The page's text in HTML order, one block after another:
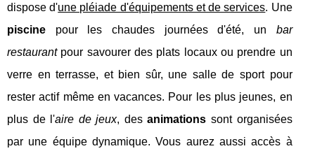
dispose d'une pléiade d'équipements et de services. Une
piscine pour les chaudes journées d'été, un bar
restaurantpour savourer des plats locaux ou prendre un
verre en terrasse, et bien sûr, une salle de sport pour
rester actif même en vacances. Pour les plus jeunes, en
plus de l'aire de jeux, desanimations sont organisées
par une équipe dynamique. Vous aurez aussi accès à